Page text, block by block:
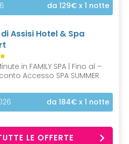
da 129€ x 1 notte
Assisi Hotel & Spa
in FAMILY SPA | Fino al –
Accesso SPA SUMMER
da 184€ x 1 notte
LE OFFERTE